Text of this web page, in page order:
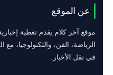
عن الموقع
موقع آخر كلام يقدم تغطية
الرياضة، الفن، والتكنولوجيا،
في نقل الأخبار.